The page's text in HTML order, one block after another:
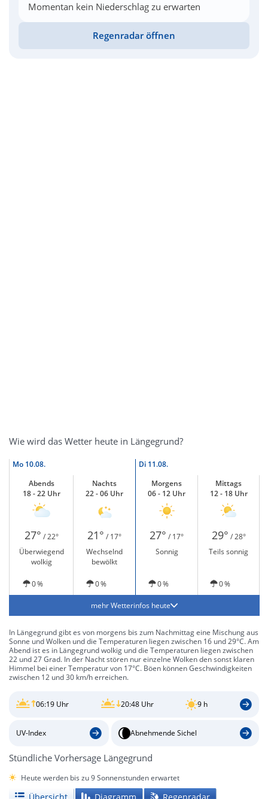
Momentan kein Niederschlag zu erwarten
Regenradar öffnen
Wie wird das Wetter heute in Längegrund?
Mo 10.08. Di 11.08.
Abends
18 - 22 Uhr
Nachts
22 - 06 Uhr
Morgens
06 - 12 Uhr
Mittags
12 - 18 Uhr
27° / 22° 21° / 17° 27° / 17° 29° / 28°
Überwiegend
wolkig
Wechselnd
bewölkt
Sonnig Teils sonnig
0 % 0 % 0 % 0 %
mehr Wetterinfos heute
In Längegrund gibt es von morgens bis zum Nachmittag eine Mischung aus
Sonne und Wolken und die Temperaturen liegen zwischen 16 und 29°C. Am
Abend ist es in Längegrund wolkig und die Temperaturen liegen zwischen
22 und 27 Grad. In der Nacht stören nur einzelne Wolken den sonst klaren
Himmel bei einer Temperatur von 17°C. Böen können Geschwindigkeiten
zwischen 12 und 30 km/h erreichen.
06:19 Uhr 20:48 Uhr 9 h
UV-Index Abnehmende Sichel
Stündliche Vorhersage Längegrund
Heute werden bis zu 9 Sonnenstunden erwartet